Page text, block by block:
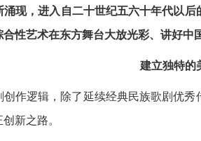
现，进入自二十世纪五六十年代以
性艺术在东方舞台大放光彩、讲好中
建立独特的
逻辑，除了延续经典民族歌剧优秀
新之路。